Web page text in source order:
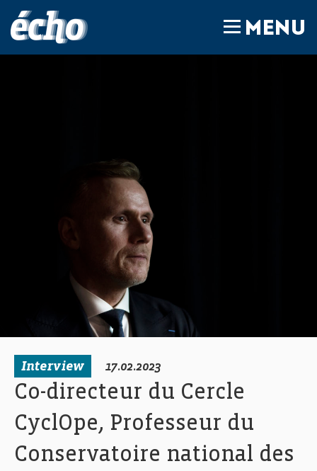
MENU
Interview 17.02.2023
Co-directeur du Cercle
CyclOpe, Professeur du
Conservatoire national des